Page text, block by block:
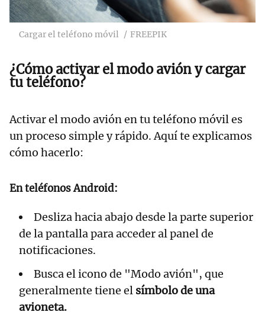
Cargar el teléfono móvil FREEPIK
¿Cómo activar el modo avión y cargar
tu teléfono?
Activar el modo avión en tu teléfono móvil es
un proceso simple y rápido. Aquí te explicamos
cómo hacerlo:
En teléfonos Android:
Desliza hacia abajo desde la parte superior
de la pantalla para acceder al panel de
notificaciones.
Busca el icono de "Modo avión", que
generalmente tiene el símbolo de una
avioneta.